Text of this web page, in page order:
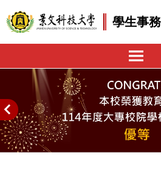
到
主
要
學生事